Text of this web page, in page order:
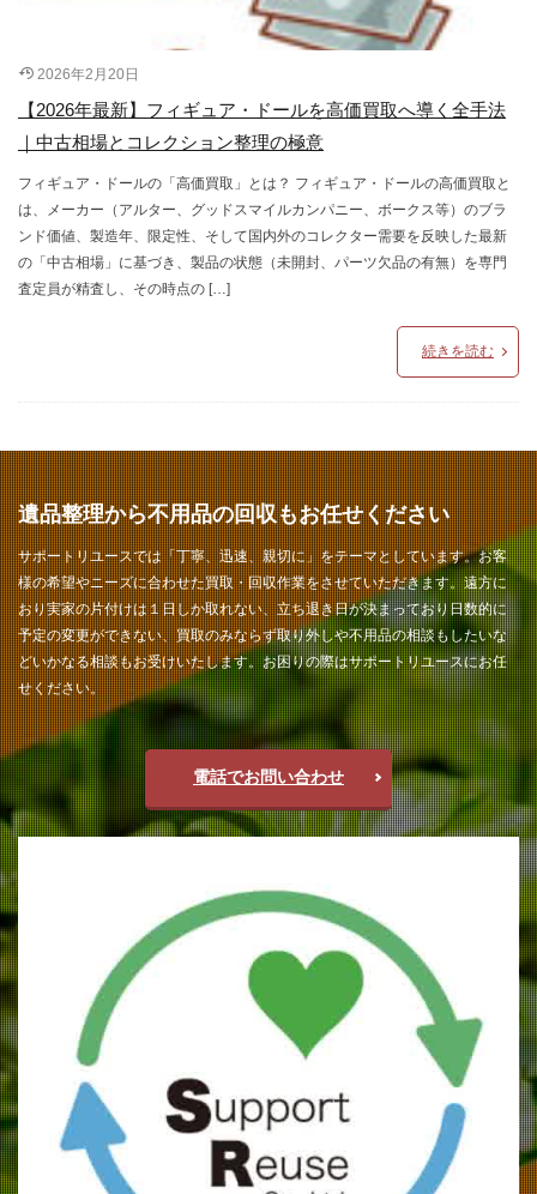
2026年2月20日
【2026年最新】フィギュア・ドールを高価買取へ導く全手法
｜中古相場とコレクション整理の極意
フィギュア・ドールの「高価買取」とは？ フィギュア・ドールの高価買取と
は、メーカー（アルター、グッドスマイルカンパニー、ボークス等）のブラ
ンド価値、製造年、限定性、そして国内外のコレクター需要を反映した最新
の「中古相場」に基づき、製品の状態（未開封、パーツ欠品の有無）を専門
査定員が精査し、その時点の […]
続きを読む
遺品整理から不用品の回収もお任せください
サポートリユースでは「丁寧、迅速、親切に」をテーマとしています。お客
様の希望やニーズに合わせた買取・回収作業をさせていただきます。遠方に
おり実家の片付けは１日しか取れない、立ち退き日が決まっており日数的に
予定の変更ができない、買取のみならず取り外しや不用品の相談もしたいな
どいかなる相談もお受けいたします。お困りの際はサポートリユースにお任
せください。
電話でお問い合わせ